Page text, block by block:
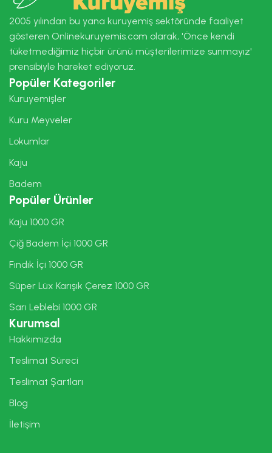
2005 yılından bu yana kuruyemiş sektöründe faaliyet
gösteren Onlinekuruyemis.com olarak, 'Önce kendi
tüketmediğimiz hiçbir ürünü müşterilerimize sunmayız'
prensibiyle hareket ediyoruz.
Popüler Kategoriler
Kuruyemişler
Kuru Meyveler
Lokumlar
Kaju
Badem
Popüler Ürünler
Kaju 1000 GR
Çiğ Badem İçi 1000 GR
Fındık İçi 1000 GR
Süper Lüx Karışık Çerez 1000 GR
Sarı Leblebi 1000 GR
Kurumsal
Hakkımızda
Teslimat Süreci
Teslimat Şartları
Blog
İletişim